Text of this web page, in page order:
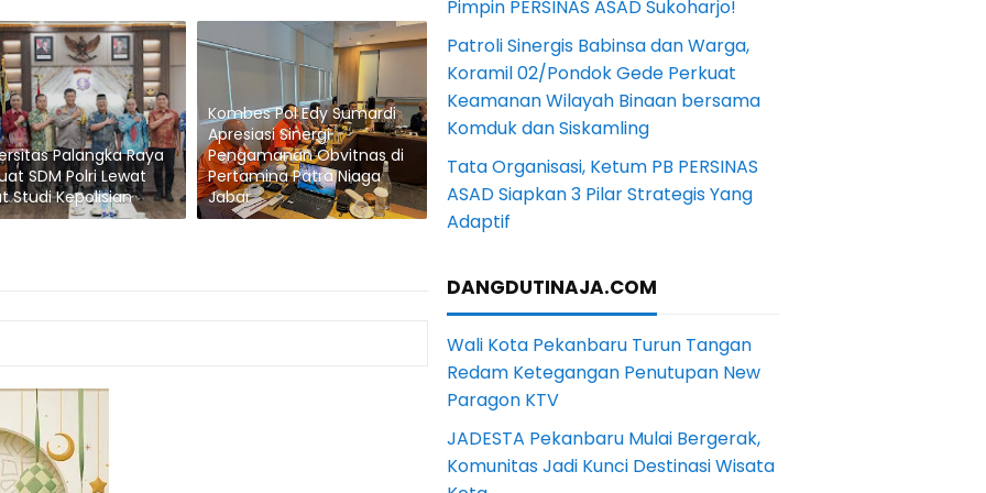
Palangka Raya
SDM Polri Lewat
Studi Kepolisian
Kombes Pol Edy Sumardi
Apresiasi Sinergi
Pengamanan Obvitnas di
Pertamina Patra Niaga
Jabar
Pimpin PERSINAS ASAD Sukoharjo!
Patroli Sinergis Babinsa dan Warga,
Koramil 02/Pondok Gede Perkuat
Keamanan Wilayah Binaan bersama
Komduk dan Siskamling
Tata Organisasi, Ketum PB PERSINAS
ASAD Siapkan 3 Pilar Strategis Yang
Adaptif
DANGDUTINAJA.COM
Wali Kota Pekanbaru Turun Tangan
Redam Ketegangan Penutupan New
Paragon KTV
JADESTA Pekanbaru Mulai Bergerak,
Komunitas Jadi Kunci Destinasi Wisata